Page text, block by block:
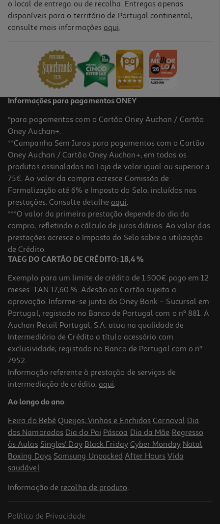
4.7
Chupeta Avent Ultra Air Nt 18m+ Az/am 2un
11,99 €
4.7 (386)
Chupeta Avent Ultra Air 18m+ Lisa Neutra 2un
10.99 €/un
10,99 €
4.7
Chupeta Avent Ultra Air 18m+ Deco Neutra 2un
11.49 €/un
11,49 €
o local de entrega ou de recolha. Entregas apenas
disponíveis para o território de Portugal continental,
consulte mais informações aqui.
Informações para pagamentos ONEY
*para pagamentos com o Cartão Oney Auchan / Cartão
Oney Auchan+.
**Campanha Sem Juros para pagamentos com o Cartão
Oney Auchan / Cartão Oney Auchan+, em todos os
produtos assinalados na Loja de valor igual ou superior a
75€. Ao valor da compra acresce Comissão de
Formalização até 6% e Imposto do Selo, incluídos nas
prestações. Consulte detalhe aqui.
***O valor da primeira prestação depende do dia da
compra, refletindo o cálculo de juros diários. Ao valor das
prestações acresce o Imposto do Selo sobre a utilização
de Crédito.
TAEG DO CARTÃO DE CRÉDITO: 18,4 %
Exemplo para um limite de crédito de 1.500€ pago em 12
meses. TAN 17,60 %. Adesão ao Cartão sujeita a
aprovação. Informe-se junto do Oney Bank – Sucursal em
Portugal, registado no Banco de Portugal com o nº 881. A
Auchan Retail Portugal, S.A. atua na qualidade de
Intermediário de Crédito a título acessório com
exclusividade, registado no Banco de Portugal com o nº
7952.
Informação referente à prestação de serviços de
intermediação de crédito, aqui.
Ao longo do ano
Feira do Bebé Queijos, Vinhos e Enchidos Carnaval Dia
dos Namorados Dia do Pai Páscoa Dia da Mãe Regresso
às Aulas Singles' Day Black Friday Cyber Monday Natal
Boxing Days Samsung Unpacked After Hours Vida
saudável
Informação de recolha de produto.
Política de Privacidade